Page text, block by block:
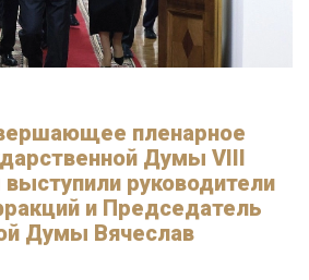
пленарное
Думы VIII
руководители
и Председатель
Думы Вячеслав